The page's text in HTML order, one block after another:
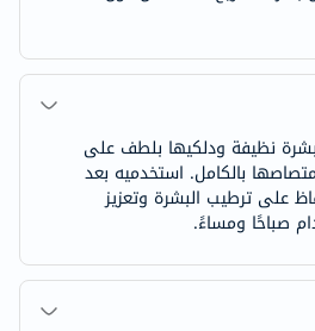
نظيفة ودلكيها بلطف على
بالكامل. استخدميه بعد
على ترطيب البشرة وتعزيز
صباحًا ومساءً.